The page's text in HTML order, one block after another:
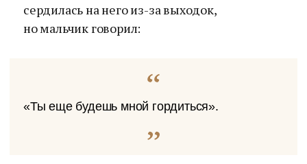
сердилась на него из-за выходок,
но мальчик говорил:
«Ты еще будешь мной гордиться».